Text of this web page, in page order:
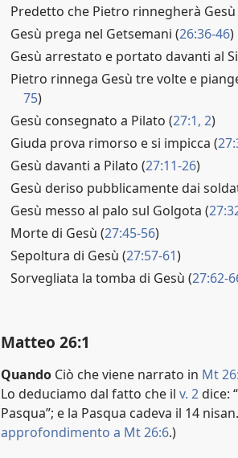
Predetto che Pietro rinnegherà Gesù
Gesù prega nel Getsemani (26:36-46)
Gesù arrestato e portato davanti al
Pietro rinnega Gesù tre volte e
75)
Gesù consegnato a Pilato (27:1, 2)
Giuda prova rimorso e si impicca (
Gesù davanti a Pilato (27:11-26)
Gesù deriso pubblicamente dai
Gesù messo al palo sul Golgota (
Morte di Gesù (27:45-56)
Sepoltura di Gesù (27:57-61)
Sorvegliata la tomba di Gesù (27:62-
Matteo 26:1
Quando Ciò che viene narrato in Mt
Lo deduciamo dal fatto che il v. 2dice:
Pasqua”; e la Pasqua cadeva il 14
approfondimento a Mt 26:6.)